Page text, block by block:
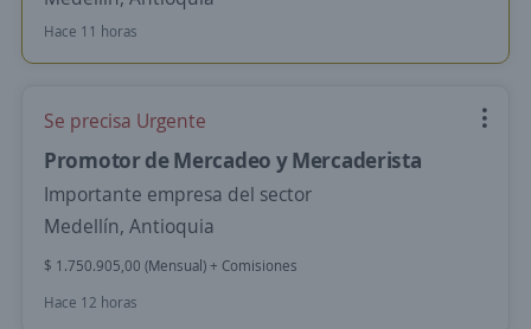
Hace 11 horas
Se precisa Urgente
Promotor de Mercadeo y Mercaderista
Importante empresa del sector
Medellín, Antioquia
$ 1.750.905,00 (Mensual) + Comisiones
Hace 12 horas